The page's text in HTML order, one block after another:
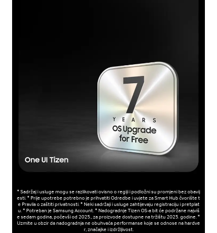
* Sadržaj i usluge mogu se razlikovati ovisno o regiji i podložni su promjeni bez obavij
esti. * Prije upotrebe potrebno je prihvatiti Odredbe i uvjete za Smart Hub čvorište t
e Pravila o zaštiti privatnosti. * Neki sadržaji i usluge zahtijevaju registraciju i pretplat
u. * Potreban je Samsung Account. * Nadogradnje Tizen OS-a bit će podržane najviš
e sedam godina, počevši od 2025., za proizvode dostupne na tržištu 2025. godine. *
Uzmite u obzir da nadogradnja ne obuhvaća performanse koje se odnose na hardve
r, značajke i izdržljivost.